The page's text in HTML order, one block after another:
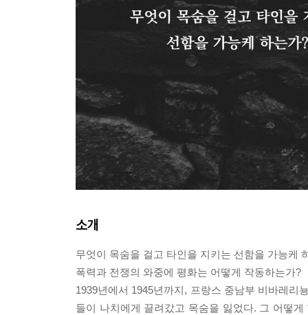
소개
무엇이 목숨을 걸고 타인을 지키는 선함을 가능케
폭력과 전쟁의 와중에 평화는 어떻게 작동하는가?
1939년에서 1945년까지, 프랑스 중남부 비바레
들이 나치에게 끌려갔고 목숨을 잃었다. 그 어떻